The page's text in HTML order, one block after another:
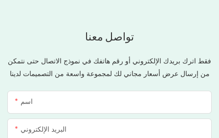
تواصل معنا
فقط اترك بريدك الإلكتروني أو رقم هاتفك في نموذج الاتصال حتى نتمكن
من إرسال عرض أسعار مجاني لك لمجموعة واسعة من التصميمات لدينا
اسم
البريد الإلكتروني